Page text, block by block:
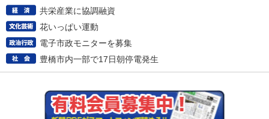
共栄産業に協調融資
花いっぱい運動
電子市政モニターを募集
豊橋市内一部で17日朝停電発生